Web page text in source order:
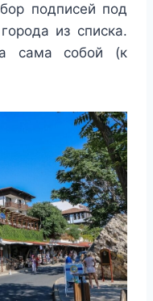
подписей под
из списка.
сама собой (к